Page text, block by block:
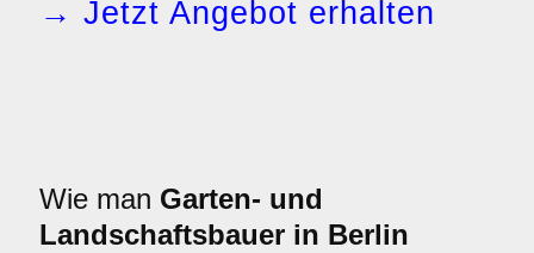
→ Jetzt Angebot erhalten
Wie man Garten- und
Landschaftsbauer in Berlin